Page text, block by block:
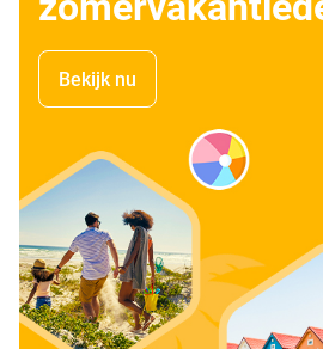
Bekijk nu